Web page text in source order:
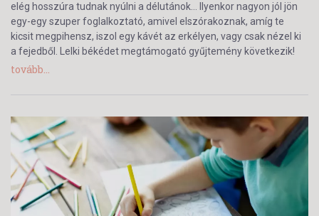
elég hosszúra tudnak nyúlni a délutánok… Ilyenkor nagyon jól jön
egy-egy szuper foglalkoztató, amivel elszórakoznak, amíg te
kicsit megpihensz, iszol egy kávét az erkélyen, vagy csak nézel ki
a fejedből. Lelki békédet megtámogató gyűjtemény következik!
tovább...